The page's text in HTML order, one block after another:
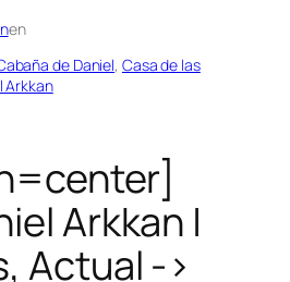
en
de Daniel, Casa de las
Arkkan
Arkkan |
Actual ->